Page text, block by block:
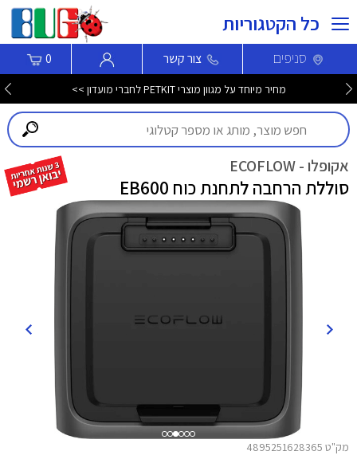
כל הקטגוריות
סניפים צור קשר 0
מחיר מיוחד על מגוון מוצרי PETKIT לחברי מועדון >>
אקופלו - ECOFLOW
סוללת הרחבה לתחנת כוח EB600
מק"ט 4895251628365